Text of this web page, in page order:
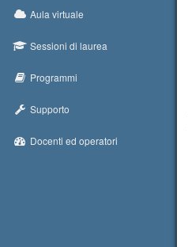
Aula virtuale
Sessioni di laurea
Programmi
Supporto
Docenti ed operatori